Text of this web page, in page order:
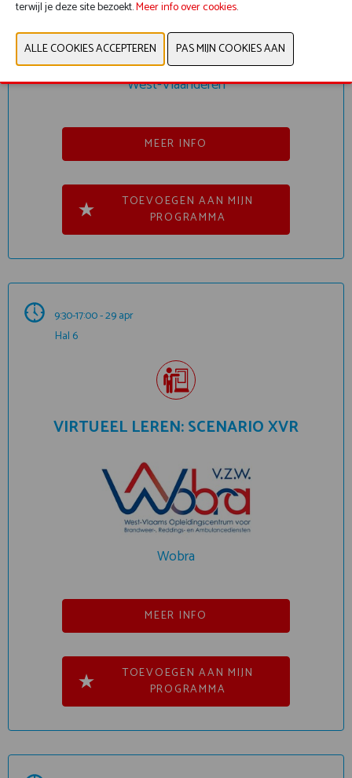
Brandweervereniging Vlaanderen & Noodplanning
West-Vlaanderen
MEER INFO
TOEVOEGEN AAN MIJN
PROGRAMMA
9:30-17:00 - 29 apr
Hal 6
VIRTUEEL LEREN: SCENARIO XVR
Wobra
MEER INFO
TOEVOEGEN AAN MIJN
PROGRAMMA
terwijl je deze site bezoekt.Meer info over cookies.